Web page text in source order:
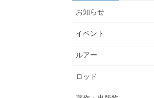
お知らせ
イベント
ルアー
ロッド